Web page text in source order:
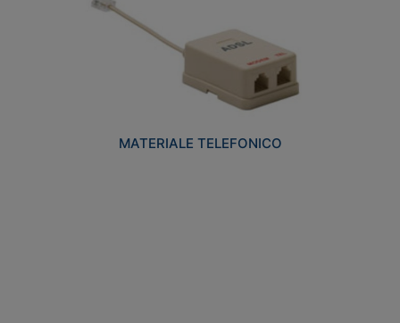
MATERIALE TELEFONICO